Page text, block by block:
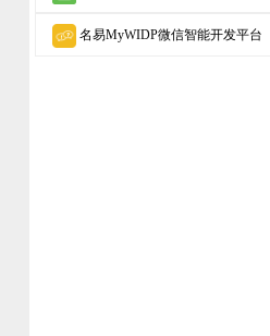
名易MyWIDP微信智能开发平台